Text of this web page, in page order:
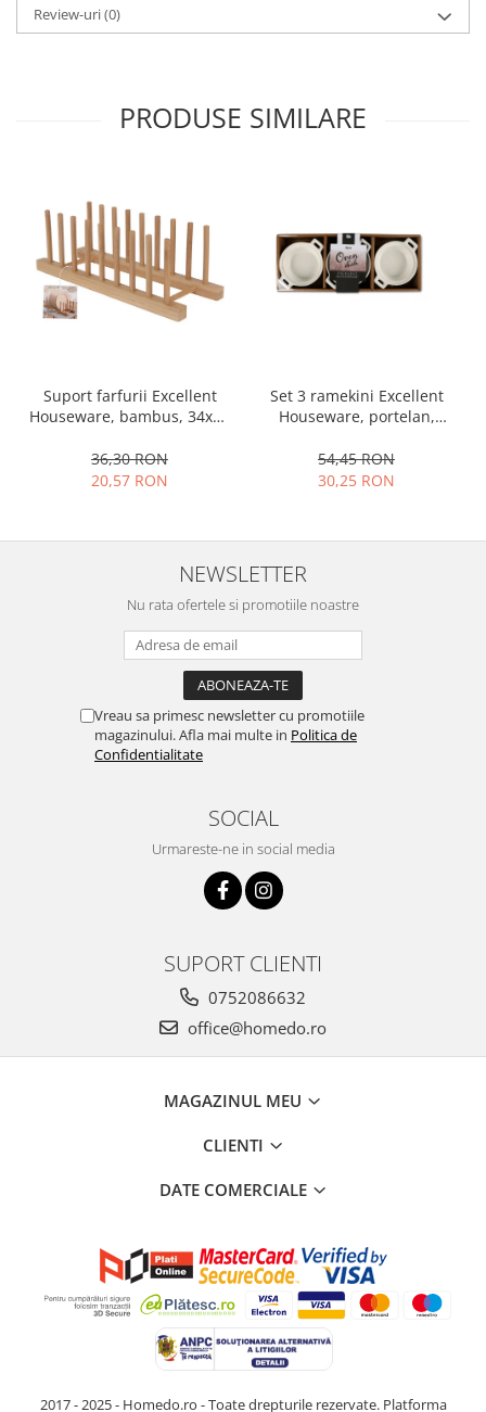
Ramekin
Tavi si forme prajituri
Portionatoare si feliatoare
Posuri si duiuri
Raclete patiserie
Suporturi prajituri
Ustensile antiaderente
Ustensile de masura
Review-uri(0)
PRODUSE SIMILARE
Suport farfurii Excellent
Houseware, bambus, 34x12
36,30 RON
20,57 RON
Set 3 ramekini Excellent
Houseware, portelan,
54,45 RON
30,25 RON
NEWSLETTER
Nu rata ofertele si promotiile noastre
Vreau sa primesc newsletter cu promotiile
magazinului. Afla mai multe in Politica de
Confidentialitate
SOCIAL
Urmareste-ne in social media
SUPORT CLIENTI
0752086632
office@homedo.ro
MAGAZINUL MEU
CLIENTI
DATE COMERCIALE
2017 - 2025 - Homedo.ro - Toate drepturile rezervate. Platforma